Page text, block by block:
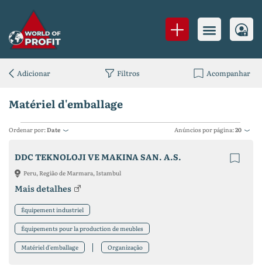
Matériel d'emballage
Ordenar por:Date Anúncios por página:20
DDC TEKNOLOJI VE MAKINA SAN. A.S.
Peru, Região de Marmara, Istambul
Mais detalhes
Équipement industriel
Équipements pour la production de meubles
Matériel d'emballage Organização
Adicionar Filtros Acompanhar